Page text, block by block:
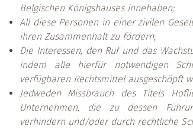
Belgischen Königshauses innehaben;
All diese Personen in einer zivilen
ihren Zusammenhalt zu fördern;
Die Interessen, den Ruf und das
indem alle hierfür notwendigen
verfügbaren Rechtsmittel ausgeschöpft
Jedweden Missbrauch des Titels
Unternehmen, die zu dessen
verhindern und/oder durch rechtliche